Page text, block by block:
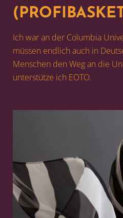
Ich war an der Columbia
müssen endlich auch in
Menschen den Weg an die
unterstütze ich EOTO.